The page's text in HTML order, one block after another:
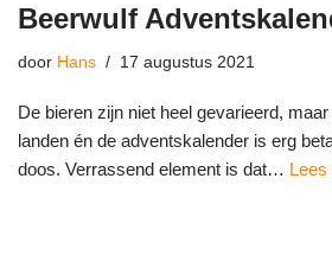
Beerwulf
door Hans 17 augustus 2021
De bieren zijn niet heel gevarieerd,
landen én de adventskalender is erg
doos. Verrassend element is dat… Lees